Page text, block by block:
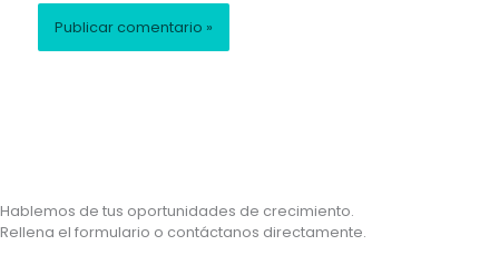
Hablemos de tus oportunidades de crecimiento.
Rellena el formulario o contáctanos directamente.